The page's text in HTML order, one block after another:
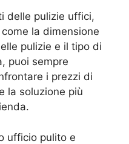
delle pulizie uffici,
la dimensione
pulizie e il tipo di
puoi sempre
i prezzi di
la soluzione più
ufficio pulito e